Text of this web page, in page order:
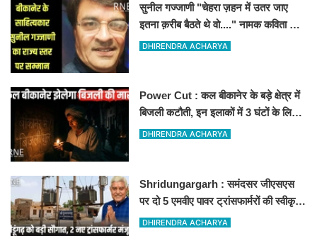
सुनील गज्जाणी "चेहरा ज़हन में उतर जाए
इतना क़रीब बैठते थे वो...." नामक कविता के
लिए राज्य स्तर पर सम्मानित होंगे
DHIRENDRA ACHARYA
Power Cut : कल बीकानेर के बड़े क्षेत्र में
बिजली कटौती, इन इलाकों में 3 घंटों के लिए
बिजली रहेगी गुल
DHIRENDRA ACHARYA
Shridungargarh : समंदसर जीएसएस
पर दो 5 एमवीए पावर ट्रांसफार्मरों की स्वीकृति,
विधायक ताराचंद सारस्वत के सतत प्रयास
DHIRENDRA ACHARYA